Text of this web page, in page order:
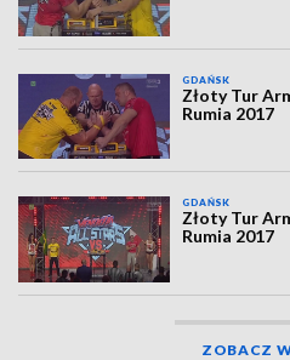
GDAŃSK
Złoty Tur
Rumia 2017
GDAŃSK
Złoty Tur
Rumia 2017
ZOBACZ